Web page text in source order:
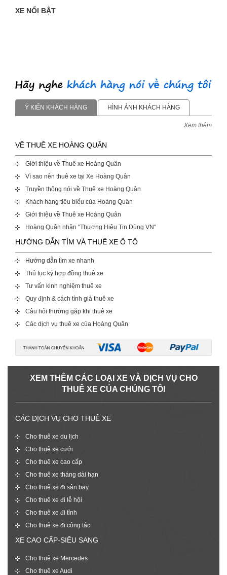
XE NỔI BẬT
Ý KIẾN KHÁCH HÀNG HÌNH ẢNH KHÁCH HÀNG
Xem thêm
VỀ THUÊ XE HOÀNG QUÂN
Giới thiệu về Thuê xe Hoàng Quân
Vì sao nên thuê xe tại Xe Hoàng Quân
Truyền thông nói về Thuê xe Hoàng Quân
Khách hàng tiêu biểu của Hoàng Quân
Giới thiệu về Thuê xe Hoàng Quân
Hoàng Quân nhận "Thương Hiệu Tin Dùng VN"
HƯỚNG DẪN TÌM VÀ THUÊ XE Ô TÔ
Hướng dẫn tìm xe nhanh
Thủ tục ký hợp đồng thuê xe
Tư vấn kinh nghiệm thuê xe
Quy định & cách tính giá thuê xe
Câu hỏi thường gặp khi thuê xe
Các dịch vụ thuê xe của Hoàng Quân
XEM THÊM CÁC LOẠI XE VÀ DỊCH VỤ CHO
THUÊ XE CỦA CHÚNG TÔI
CÁC DỊCH VỤ CHO THUÊ XE
Cho thuê xe du lịch
Cho thuê xe cưới
Cho thuê xe cao cấp
Cho thuê xe tháng dài hạn
Cho thuê xe đi sân bay
Cho thuê xe đi lễ hội
Cho thuê xe đi tỉnh
Cho thuê xe đi công tác
XE CAO CẤP-SIÊU SANG
Cho thuê xe Mercedes
Cho thuê xe Audi